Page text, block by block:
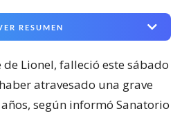
RESUMEN
de Lionel, falleció este sábado
atravesado una grave
según informó Sanatorio